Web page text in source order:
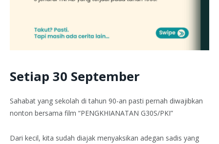
Setiap 30 September
Sahabat yang sekolah di tahun 90-an pasti pernah diwajibkan
nonton bersama film “PENGKHIANATAN G30S/PKI”
Dari kecil, kita sudah diajak menyaksikan adegan sadis yang